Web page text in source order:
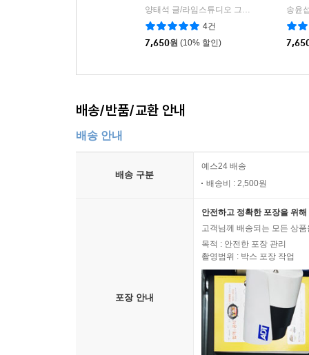
양태석 글/라임스튜디오 그림
은하수(은하
4건
7,650원 (10% 할인)
송윤
배송/반품/교환 안내
배송 안내
배송 구분
예스24 배송
배송비 : 2,500원
포장 안내
안전하고 정확한 포장을 위
고객님께 배송되는 모든 상
목적 : 안전한 포장 관리
촬영범위 : 박스 포장 작업